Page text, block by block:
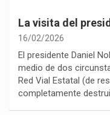
La visita del
16/02/2026
El presidente Daniel
medio de dos
Red Vial Estatal (de
completamente